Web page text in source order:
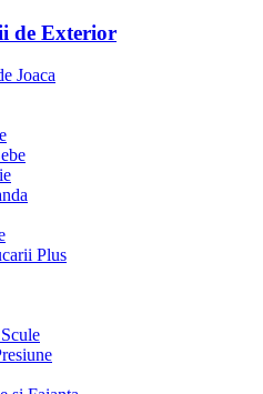
de Exterior
Joaca
Plus